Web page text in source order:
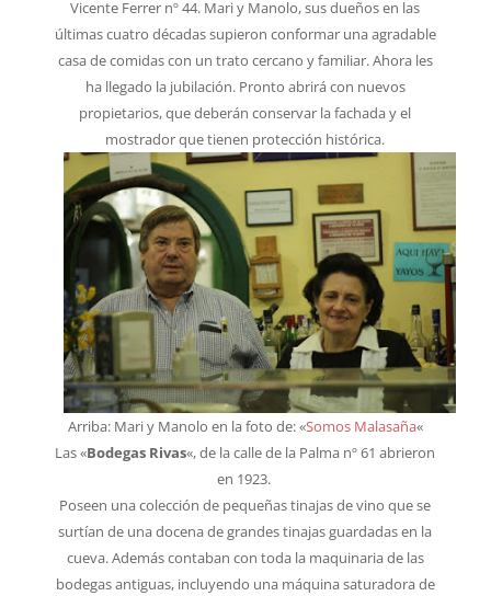
Vicente Ferrer nº 44. Mari y Manolo, sus dueños en las
últimas cuatro décadas supieron conformar una agradable
casa de comidas con un trato cercano y familiar. Ahora les
ha llegado la jubilación. Pronto abrirá con nuevos
propietarios, que deberán conservar la fachada y el
mostrador que tienen protección histórica.
Arriba: Mari y Manolo en la foto de: «Somos Malasaña«
Las «Bodegas Rivas«, de la calle de la Palma nº 61 abrieron
en 1923.
Poseen una colección de pequeñas tinajas de vino que se
surtían de una docena de grandes tinajas guardadas en la
cueva. Además contaban con toda la maquinaria de las
bodegas antiguas, incluyendo una máquina saturadora de